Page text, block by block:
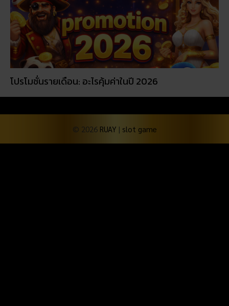
โปรโมชั่นรายเดือน: อะไรคุ้มค่าในปี 2026
© 2026 RUAY | slot game